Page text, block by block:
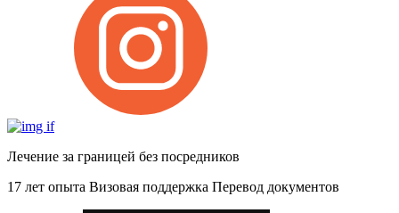
Лечение за границей без посредников
17 лет опыта Визовая поддержка Перевод документов